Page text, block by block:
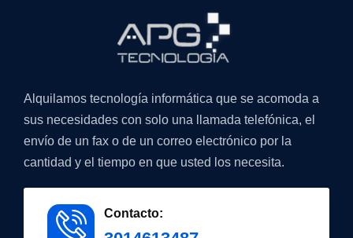
Alquilamos tecnología informática que se acomoda a
sus necesidades con solo una llamada telefónica, el
envío de un fax o de un correo electrónico por la
cantidad y el tiempo en que usted los necesita.
Contacto: